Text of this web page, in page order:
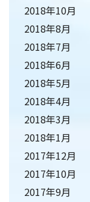
2018年10月
2018年8月
2018年7月
2018年6月
2018年5月
2018年4月
2018年3月
2018年1月
2017年12月
2017年10月
2017年9月